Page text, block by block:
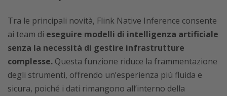
Tra le principali novità, Flink Native Inference consente
ai team di eseguire modelli di intelligenza artificiale
senza la necessità di gestire infrastrutture
complesse. Questa funzione riduce la frammentazione
degli strumenti, offrendo un’esperienza più fluida e
sicura, poiché i dati rimangono all’interno della